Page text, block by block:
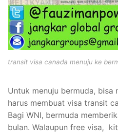
transit visa canada menuju ke
Untuk menuju bermuda, bisa
harus membuat visa transit
Bagi WNI, bermuda
bulan. Walaupun free visa,